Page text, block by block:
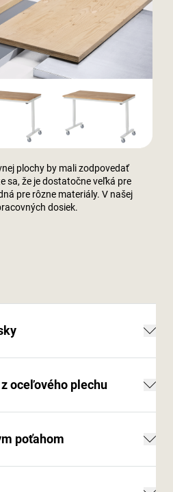
plochy by mali zodpovedať
sa, že je dostatočne veľká pre
pre rôzne materiály. V našej
dosiek.
oceľového plechu
poťahom